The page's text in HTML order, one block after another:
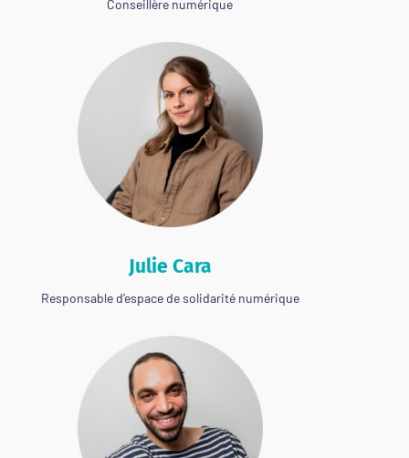
Conseillère numérique
Julie Cara
Responsable d'espace de solidarité numérique